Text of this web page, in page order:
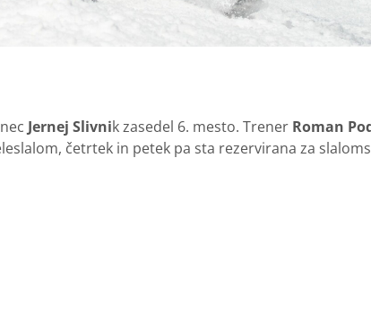
Jernej Slivnik zasedel 6. mesto. Trener Roman
četrtek in petek pa sta rezervirana za